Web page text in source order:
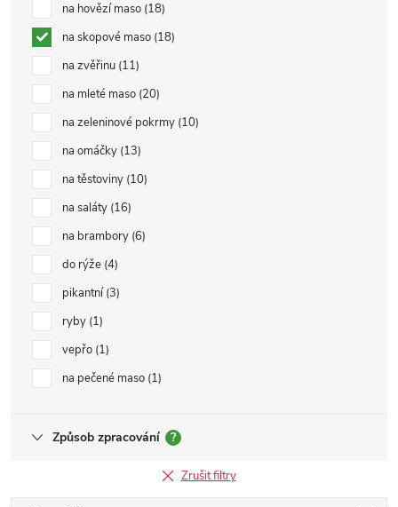
na hovězí maso 18
na skopové maso 18
na zvěřinu 11
na mleté maso 20
na zeleninové pokrmy 10
na omáčky 13
na těstoviny 10
na saláty 16
na brambory 6
do rýže 4
pikantní 3
ryby 1
vepřo 1
na pečené maso 1
Způsob zpracování ?
Zrušit filtry